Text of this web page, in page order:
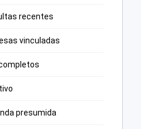
recentes
vinculadas
presumida